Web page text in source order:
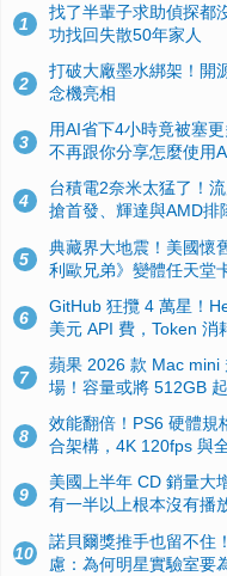
1
找了半輩子求助偵探都
功找回失散50年家人
2
打破大廠墨水綁架！開
念機亮相
3
用AI省下4小時竟被塞
不再跟你分享怎麼使用
4
台積電2奈米太猛了！
搶首發、輝達與AMD排
5
典藏界大地震！美國懷
利歐兄弟》變體任天堂
6
GitHub 狂攬 4 萬星！
美元 API 費，Token 消
7
蘋果 2026 款 Mac mini
場！容量或將 512GB
8
效能翻倍！PS6 硬體規
合架構，4K 120fps 與
9
美國上半年 CD 銷量大
有一半以上根本沒有播
10
諾貝爾獎推手也留不住
慮：為何明星實驗室要